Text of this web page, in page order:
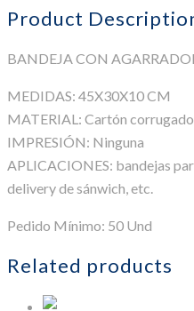
Product
BANDEJA CON
MEDIDAS: 45X30X10 CM
MATERIAL: Cartón
IMPRESIÓN: Ninguna
APLICACIONES: bandejas
delivery de sánwich, etc.
Pedido Mínimo: 50 Und
Related products